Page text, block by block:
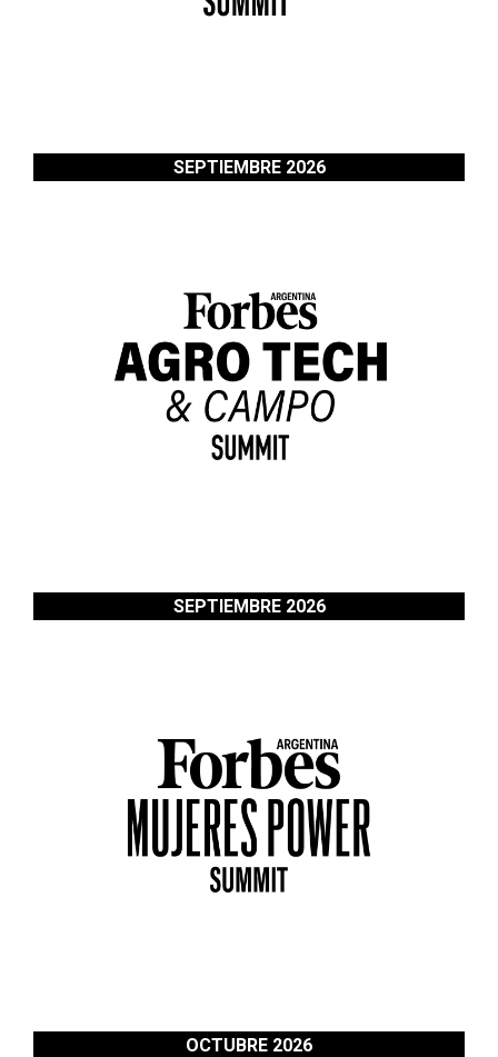
SEPTIEMBRE 2026
SEPTIEMBRE 2026
OCTUBRE 2026